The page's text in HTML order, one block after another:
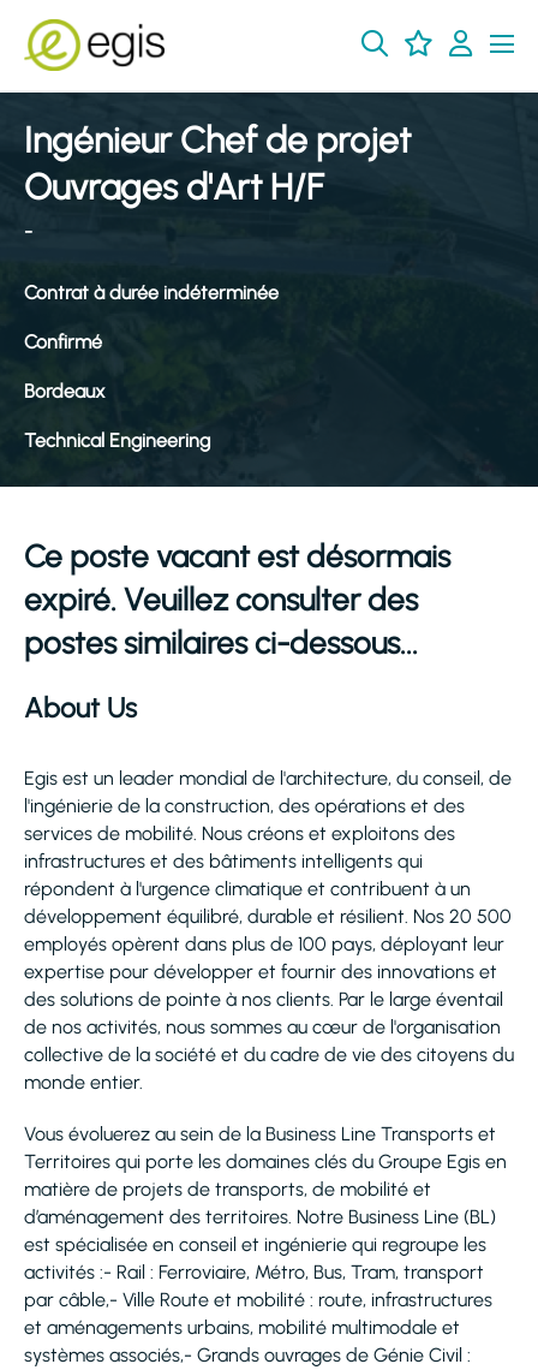
Ingénieur Chef de projet
Ouvrages d'Art H/F
-
Contrat à durée indéterminée
Confirmé
Bordeaux
Technical Engineering
Ce poste vacant est désormais
expiré. Veuillez consulter des
postes similaires ci-dessous...
About Us
Egis est un leader mondial de l'architecture, du conseil, de
l'ingénierie de la construction, des opérations et des
services de mobilité. Nous créons et exploitons des
infrastructures et des bâtiments intelligents qui
répondent à l'urgence climatique et contribuent à un
développement équilibré, durable et résilient. Nos 20 500
employés opèrent dans plus de 100 pays, déployant leur
expertise pour développer et fournir des innovations et
des solutions de pointe à nos clients. Par le large éventail
de nos activités, nous sommes au cœur de l'organisation
collective de la société et du cadre de vie des citoyens du
monde entier.
Vous évoluerez au sein de la Business Line Transports et
Territoires qui porte les domaines clés du Groupe Egis en
matière de projets de transports, de mobilité et
d’aménagement des territoires. Notre Business Line (BL)
est spécialisée en conseil et ingénierie qui regroupe les
activités :- Rail : Ferroviaire, Métro, Bus, Tram, transport
par câble,- Ville Route et mobilité : route, infrastructures
et aménagements urbains, mobilité multimodale et
systèmes associés,- Grands ouvrages de Génie Civil :